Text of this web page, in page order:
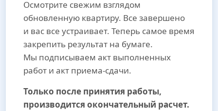
Осмотрите свежим взглядом
обновленную квартиру. Все завершено
и вас все устраивает. Теперь самое время
закрепить результат на бумаге.
Мы подписываем акт выполненных
работ и акт приема-сдачи.
Только после принятия работы,
производится окончательный расчет.